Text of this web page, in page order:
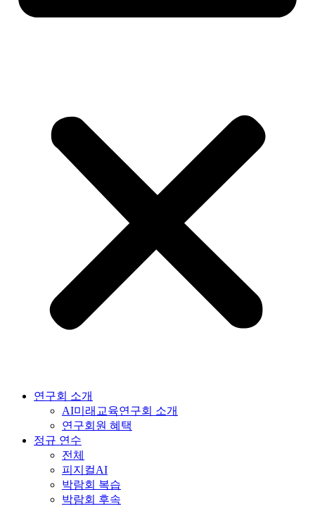
연구회 소개
AI미래교육연구회 소개
연구회원 혜택
정규 연수
전체
피지컬AI
박람회 복습
박람회 후속